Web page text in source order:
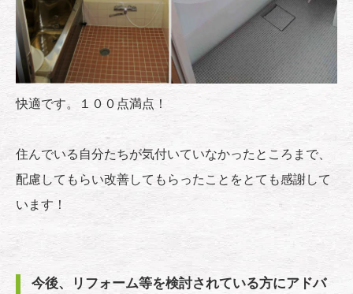
快適です。１００点満点！
住んでいる自分たちが気付いていなかったところまで、
配慮してもらい改善してもらったことをとても感謝して
います！
今後、リフォーム等を検討されている方にアドバ